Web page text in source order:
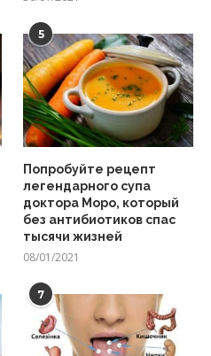
5
Попробуйте рецепт
легендарного супа
доктора Моро, который
без антибиотиков спас
тысячи жизней
08/01/2021
7